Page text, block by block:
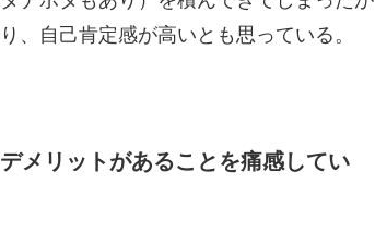
、自己肯定感が高いとも思っている。
デメリットがあることを痛感してい